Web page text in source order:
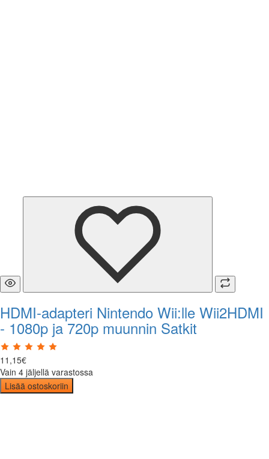
HDMI-adapteri Nintendo Wii:lle Wii2HDMI
- 1080p ja 720p muunnin Satkit
11 ,15€
Vain 4 jäljellä varastossa
Lisää ostoskoriin